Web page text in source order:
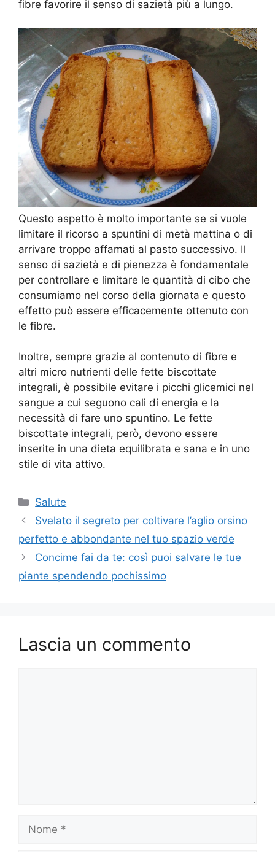
fibre favorire il senso di sazietà più a lungo.
Questo aspetto è molto importante se si vuole
limitare il ricorso a spuntini di metà mattina o di
arrivare troppo affamati al pasto successivo. Il
senso di sazietà e di pienezza è fondamentale
per controllare e limitare le quantità di cibo che
consumiamo nel corso della giornata e questo
effetto può essere efficacemente ottenuto con
le fibre.
Inoltre, sempre grazie al contenuto di fibre e
altri micro nutrienti delle fette biscottate
integrali, è possibile evitare i picchi glicemici nel
sangue a cui seguono cali di energia e la
necessità di fare uno spuntino. Le fette
biscottate integrali, però, devono essere
inserite in una dieta equilibrata e sana e in uno
stile di vita attivo.
Categorie
Salute
Svelato il segreto per coltivare l’aglio orsino
perfetto e abbondante nel tuo spazio verde
Concime fai da te: così puoi salvare le tue
piante spendendo pochissimo
Lascia un commento
Nome